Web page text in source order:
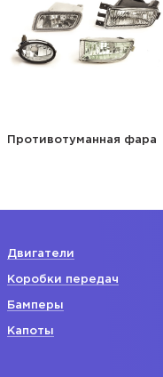
Противотуманная фара
Двигатели
Коробки передач
Бамперы
Капоты